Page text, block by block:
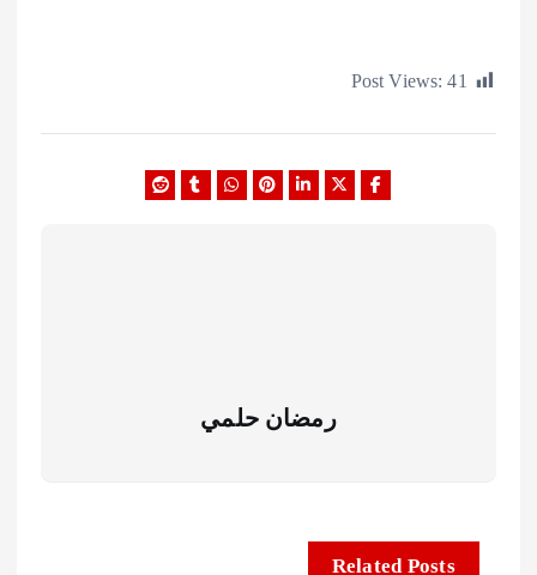
Post Views:
رمضان حلمي
Related Posts